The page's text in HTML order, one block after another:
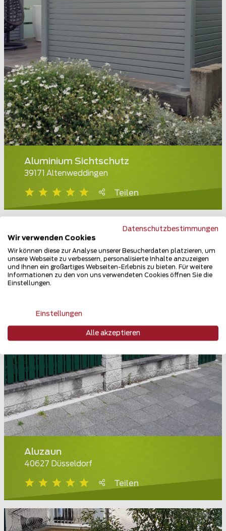
Aluminium Sichtschutz
39171 Altenweddingen
Teilen
Aluzaun
40627 Düsseldorf
Teilen
Datenschutzbestimmungen
Wir verwenden Cookies
Wir können diese zur Analyse unserer Besucherdaten platzieren, um
unsere Webseite zu verbessern, personalisierte Inhalte anzuzeigen
und Ihnen ein großartiges Webseiten-Erlebnis zu bieten. Für weitere
Informationen zu den von uns verwendeten Cookies öffnen Sie die
Einstellungen.
Einstellungen
Alle akzeptieren